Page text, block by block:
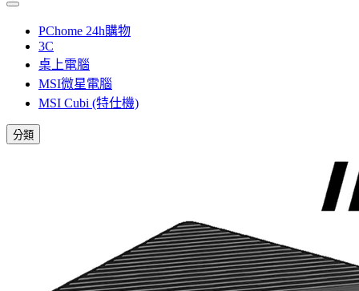
PChome 24h購物
3C
桌上電腦
MSI微星電腦
MSI Cubi (特仕機)
分類